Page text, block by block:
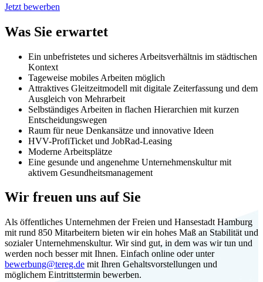
Jetzt bewerben
Was Sie erwartet
Ein unbefristetes und sicheres Arbeitsverhältnis im städtischen
Kontext
Tageweise mobiles Arbeiten möglich
Attraktives Gleitzeitmodell mit digitale Zeiterfassung und dem
Ausgleich von Mehrarbeit
Selbständiges Arbeiten in flachen Hierarchien mit kurzen
Entscheidungswegen
Raum für neue Denkansätze und innovative Ideen
HVV-ProfiTicket und JobRad-Leasing
Moderne Arbeitsplätze
Eine gesunde und angenehme Unternehmenskultur mit
aktivem Gesundheitsmanagement
Wir freuen uns auf Sie
Als öffentliches Unternehmen der Freien und Hansestadt Hamburg
mit rund 850 Mitarbeitern bieten wir ein hohes Maß an Stabilität und
sozialer Unternehmenskultur. Wir sind gut, in dem was wir tun und
werden noch besser mit Ihnen. Einfach online oder unter
bewerbung@tereg.de mit Ihren Gehaltsvorstellungen und
möglichem Eintrittstermin bewerben.